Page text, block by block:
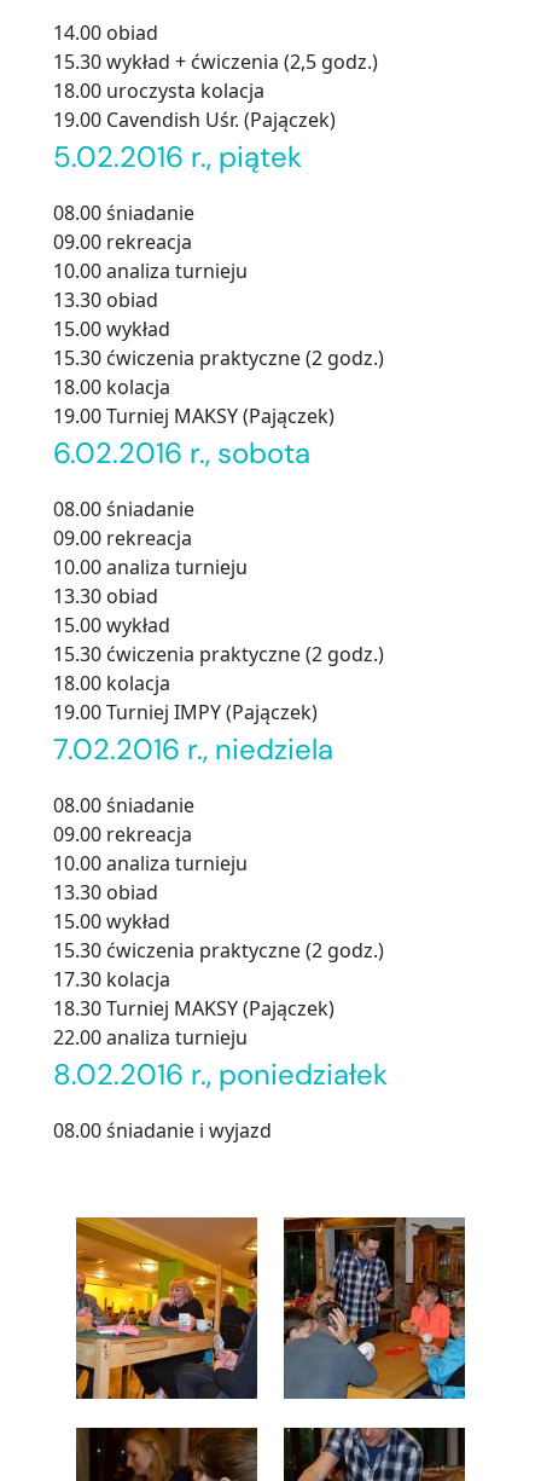
14.00 obiad
15.30 wykład + ćwiczenia (2,5 godz.)
18.00 uroczysta kolacja
19.00 Cavendish Uśr. (Pajączek)
5.02.2016 r., piątek
08.00 śniadanie
09.00 rekreacja
10.00 analiza turnieju
13.30 obiad
15.00 wykład
15.30 ćwiczenia praktyczne (2 godz.)
18.00 kolacja
19.00 Turniej MAKSY (Pajączek)
6.02.2016 r., sobota
08.00 śniadanie
09.00 rekreacja
10.00 analiza turnieju
13.30 obiad
15.00 wykład
15.30 ćwiczenia praktyczne (2 godz.)
18.00 kolacja
19.00 Turniej IMPY (Pajączek)
7.02.2016 r., niedziela
08.00 śniadanie
09.00 rekreacja
10.00 analiza turnieju
13.30 obiad
15.00 wykład
15.30 ćwiczenia praktyczne (2 godz.)
17.30 kolacja
18.30 Turniej MAKSY (Pajączek)
22.00 analiza turnieju
8.02.2016 r., poniedziałek
08.00 śniadanie i wyjazd